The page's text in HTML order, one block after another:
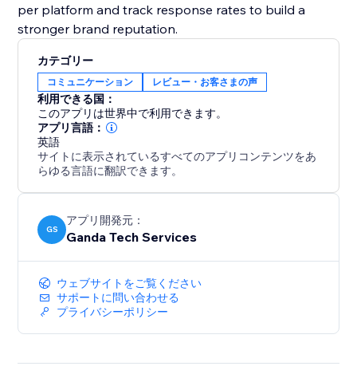
per platform and track response rates to build a
stronger brand reputation.
カテゴリー
コミュニケーション レビュー・お客さまの声
利用できる国：
このアプリは世界中で利用できます。
アプリ言語：
英語
サイトに表示されているすべてのアプリコンテンツをあ
らゆる言語に翻訳できます。
GS
アプリ開発元：
Ganda Tech Services
ウェブサイトをご覧ください
サポートに問い合わせる
プライバシーポリシー